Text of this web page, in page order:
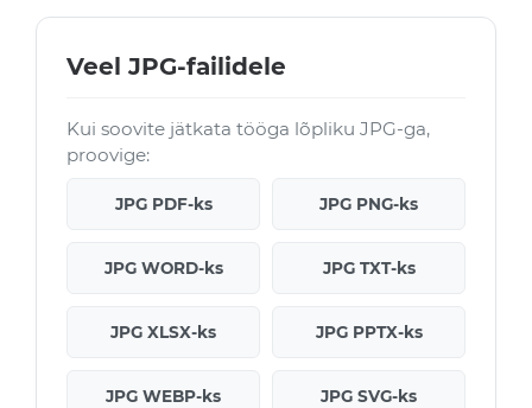
Veel JPG-failidele
Kui soovite jätkata tööga lõpliku JPG-ga,
proovige:
JPG PDF-ks JPG PNG-ks
JPG WORD-ks JPG TXT-ks
JPG XLSX-ks JPG PPTX-ks
JPG WEBP-ks JPG SVG-ks